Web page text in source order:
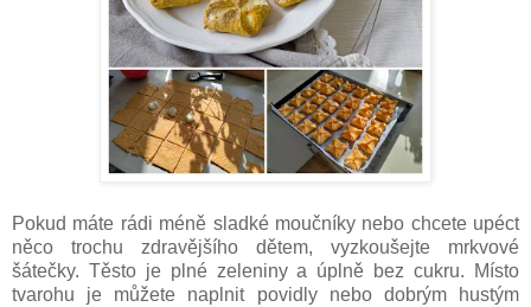
Pokud máte rádi méně sladké moučníky nebo chcete upéct
něco trochu zdravějšího dětem, vyzkoušejte mrkvové
šátečky. Těsto je plné zeleniny a úplně bez cukru. Místo
tvarohu je můžete naplnit povidly nebo dobrým hustým